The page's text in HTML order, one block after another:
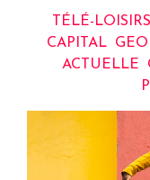
TÉLÉ-LOISIRS
CAPITAL
GEO
ACTUELLE